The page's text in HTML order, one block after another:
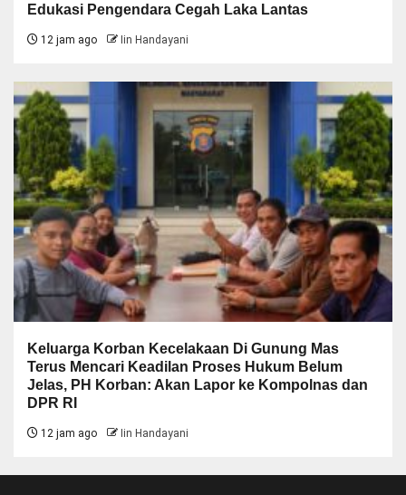
Edukasi Pengendara Cegah Laka Lantas
12 jam ago Iin Handayani
Keluarga Korban Kecelakaan Di Gunung Mas
Terus Mencari Keadilan Proses Hukum Belum
Jelas, PH Korban: Akan Lapor ke Kompolnas dan
DPR RI
12 jam ago Iin Handayani